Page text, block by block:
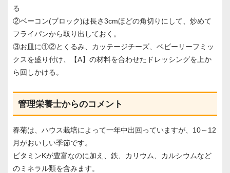
る
②ベーコン(ブロック)は長さ3cmほどの角切りにして、炒めて
フライパンから取り出しておく。
③お皿に①②とくるみ、カッテージチーズ、ベビーリーフミッ
クスを盛り付け、【A】の材料を合わせたドレッシングを上か
ら回しかける。
管理栄養士からのコメント
春菊は、ハウス栽培によって一年中出回っていますが、10～12
月がおいしい季節です。
ビタミンKが豊富なのに加え、鉄、カリウム、カルシウムなど
のミネラル類を含みます。